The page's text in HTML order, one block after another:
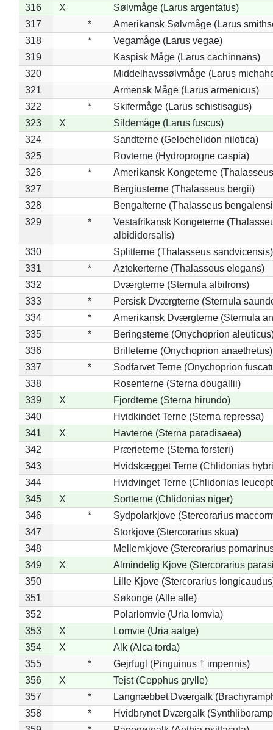
316
X
Sølvmåge (Larus argentatus)
317
*
Amerikansk Sølvmåge (Larus
318
*
Vegamåge (Larus vegae)
319
Kaspisk Måge (Larus cachinnans)
320
Middelhavssølvmåge (Larus
321
Armensk Måge (Larus armenicus)
322
*
Skifermåge (Larus schistisagus)
323
X
Sildemåge (Larus fuscus)
324
Sandterne (Gelochelidon nilotica)
325
Rovterne (Hydroprogne caspia)
326
*
Amerikansk Kongeterne
327
Bergiusterne (Thalasseus bergii)
328
Bengalterne (Thalasseus
329
*
Vestafrikansk Kongeterne
albididorsalis)
330
Splitterne (Thalasseus sandvicensis)
331
*
Aztekerterne (Thalasseus elegans)
332
Dværgterne (Sternula albifrons)
333
*
Persisk Dværgterne (Sternula
334
*
Amerikansk Dværgterne (Sternula
335
*
Beringsterne (Onychoprion
336
Brilleterne (Onychoprion anaethetus)
337
*
Sodfarvet Terne (Onychoprion
338
Rosenterne (Sterna dougallii)
339
X
Fjordterne (Sterna hirundo)
340
Hvidkindet Terne (Sterna repressa)
341
X
Havterne (Sterna paradisaea)
342
Prærieterne (Sterna forsteri)
343
Hvidskægget Terne (Chlidonias
344
Hvidvinget Terne (Chlidonias
345
X
Sortterne (Chlidonias niger)
346
*
Sydpolarkjove (Stercorarius
347
Storkjove (Stercorarius skua)
348
Mellemkjove (Stercorarius
349
X
Almindelig Kjove (Stercorarius
350
Lille Kjove (Stercorarius
351
Søkonge (Alle alle)
352
Polarlomvie (Uria lomvia)
353
X
Lomvie (Uria aalge)
354
X
Alk (Alca torda)
355
*
Gejrfugl (Pinguinus † impennis)
356
X
Tejst (Cepphus grylle)
357
*
Langnæbbet Dværgalk
358
*
Hvidbrynet Dværgalk